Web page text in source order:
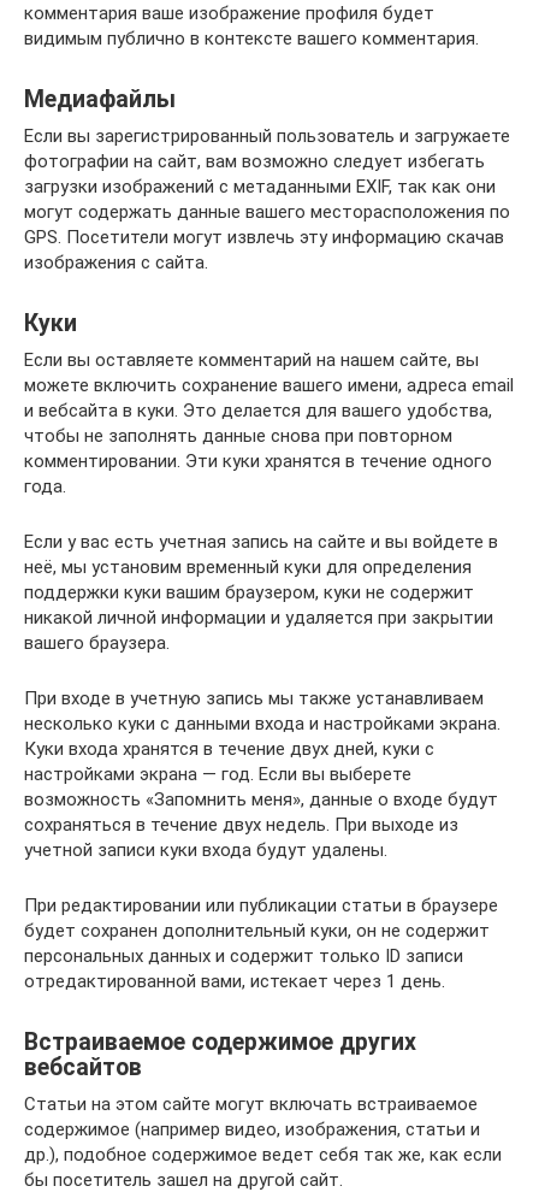
комментария ваше изображение профиля будет
видимым публично в контексте вашего комментария.
Медиафайлы
Если вы зарегистрированный пользователь и загружаете
фотографии на сайт, вам возможно следует избегать
загрузки изображений с метаданными EXIF, так как они
могут содержать данные вашего месторасположения по
GPS. Посетители могут извлечь эту информацию скачав
изображения с сайта.
Куки
Если вы оставляете комментарий на нашем сайте, вы
можете включить сохранение вашего имени, адреса email
и вебсайта в куки. Это делается для вашего удобства,
чтобы не заполнять данные снова при повторном
комментировании. Эти куки хранятся в течение одного
года.
Если у вас есть учетная запись на сайте и вы войдете в
неё, мы установим временный куки для определения
поддержки куки вашим браузером, куки не содержит
никакой личной информации и удаляется при закрытии
вашего браузера.
При входе в учетную запись мы также устанавливаем
несколько куки с данными входа и настройками экрана.
Куки входа хранятся в течение двух дней, куки с
настройками экрана — год. Если вы выберете
возможность «Запомнить меня», данные о входе будут
сохраняться в течение двух недель. При выходе из
учетной записи куки входа будут удалены.
При редактировании или публикации статьи в браузере
будет сохранен дополнительный куки, он не содержит
персональных данных и содержит только ID записи
отредактированной вами, истекает через 1 день.
Встраиваемое содержимое других
вебсайтов
Статьи на этом сайте могут включать встраиваемое
содержимое (например видео, изображения, статьи и
др.), подобное содержимое ведет себя так же, как если
бы посетитель зашел на другой сайт.